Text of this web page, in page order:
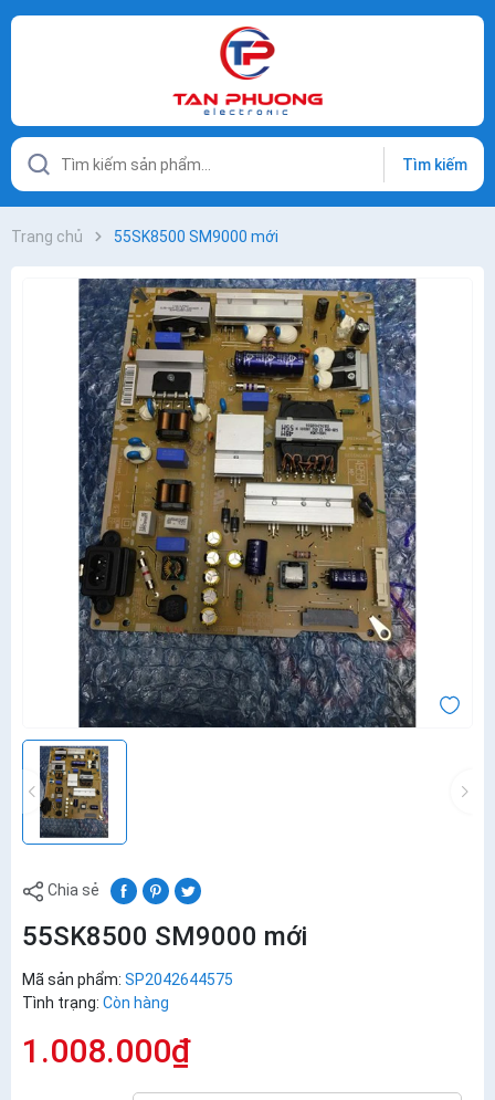
Tìm kiếm
Trang chủ 55SK8500 SM9000 mới
Chia sẻ
55SK8500 SM9000 mới
Mã sản phẩm: SP2042644575
Tình trạng: Còn hàng
1.008.000₫